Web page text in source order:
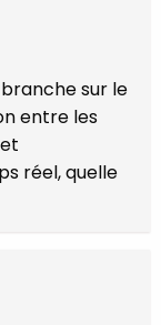
sur le
entre les
réel, quelle